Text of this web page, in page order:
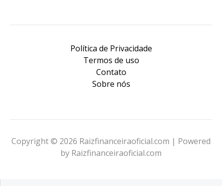
Política de Privacidade
Termos de uso
Contato
Sobre nós
Copyright © 2026 Raizfinanceiraoficial.com | Powered
by Raizfinanceiraoficial.com